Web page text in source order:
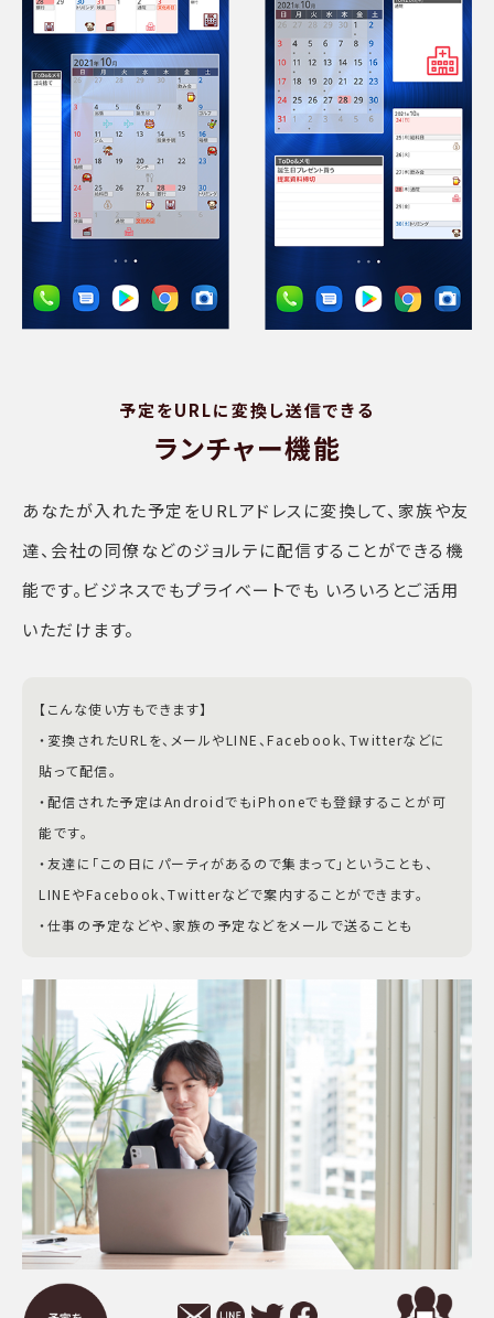
予定をURLに変換し送信できる
ランチャー機能
あなたが入れた予定をURLアドレスに変換して、家族や友
達、会社の同僚などのジョルテに配信することができる機
能です。ビジネスでもプライベートでも いろいろとご活用
いただけます。
【こんな使い方もできます】
・変換されたURLを、メールやLINE、Facebook、Twitterなどに
貼って配信。
・配信された予定はAndroidでもiPhoneでも登録することが可
能です。
・友達に「この日にパーティがあるので集まって」ということも、
LINEやFacebook、Twitterなどで案内することができます。
・仕事の予定などや、家族の予定などをメールで送ることも